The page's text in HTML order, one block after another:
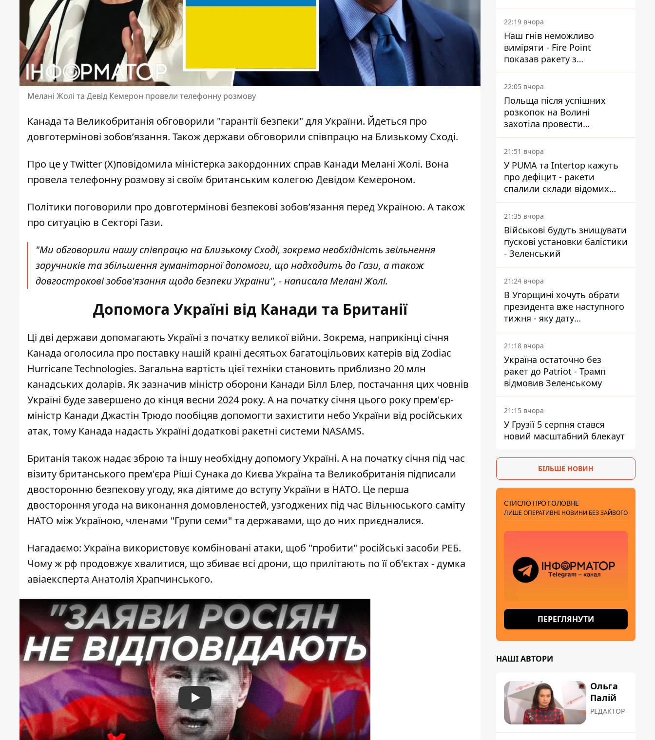
Мелані Жолі та Девід Кемерон провели телефонну розмову
Канада та Великобританія обговорили "гарантії безпеки" для України. Йдеться про
довготермінові зобов’язання. Також держави обговорили співпрацю на Близькому Сході.
Про це у Twitter (X)повідомила міністерка закордонних справ Канади Мелані Жолі. Вона
провела телефонну розмовузі своїм британським колегою Девідом Кемероном.
Політики поговорили про довготермінові безпекові зобов’язання перед Україною. А також
про ситуацію в Секторі Гази.
"Ми обговорили нашу співпрацю на Близькому Сході, зокрема необхідність звільнення
заручників та збільшення гуманітарної допомоги, що надходить до Гази, а також
довгострокові зобов'язання щодо безпеки України", - написала Мелані Жолі.
Допомога Україні від Канади та Британії
Ці дві держави допомагають Україні з початку великої війни. Зокрема, наприкінці січня
Канада оголосила про поставку нашій країні десятьох багатоцільових катерів від Zodiac
Hurricane Technologies. Загальна вартість цієї техніки становить приблизно 20 млн
канадських доларів. Як зазначив міністр оборони Канади Білл Блер, постачання цих човнів
Україні буде завершено до кінця весни 2024 року. А на початку січня цього року прем'єр-
міністр Канади Джастін Трюдо пообіцяв допомогти захистити небо України від російських
атак, тому Канада надасть Україні додаткові ракетні системи NASAMS.
Британія також надає зброю та іншу необхідну допомогу Україні. А на початку січня під час
візиту британського прем'єра Ріші Сунака до Києва Україна та Великобританія підписали
двосторонню безпекову угоду, яка діятиме до вступу України в НАТО. Це перша
двостороння угода на виконання домовленостей, узгоджених під час Вільнюського саміту
НАТО між Україною, членами "Групи семи" та державами, що до них приєдналися.
Нагадаємо: Україна використовує комбіновані атаки, щоб "пробити" російські засоби РЕБ.
Чому ж рф продовжує хвалитися, що збиває всі дрони, що прилітають по її об'єктах - думка
авіаексперта Анатолія Храпчинського.
Play
Reuters розкрили деталі
22:19 вчора
Наш гнів неможливо
виміряти - Fire Point
показав ракету з
загадковою позначкою 723
22:05 вчора
Польща після успішних
розкопок на Волині
захотіла провести
ексгумацію у нових місцях
21:51 вчора
У PUMA та Intertop кажуть
про дефіцит - ракети
спалили склади відомих
брендів
21:35 вчора
Військові будуть знищувати
пускові установки балістики
- Зеленський
21:24 вчора
В Угорщині хочуть обрати
президента вже наступного
тижня - яку дату
пропонують
21:18 вчора
Україна остаточно без
ракет до Patriot - Трамп
відмовив Зеленському
21:15 вчора
У Грузії 5 серпня стався
новий масштабний блекаут
БІЛЬШЕ НОВИН
СТИСЛО ПРО ГОЛОВНЕ
ЛИШЕ ОПЕРАТИВНІ НОВИНИ БЕЗ ЗАЙВОГО
ПЕРЕГЛЯНУТИ
НАШІ АВТОРИ
Ольга
Палій
РЕДАКТОР